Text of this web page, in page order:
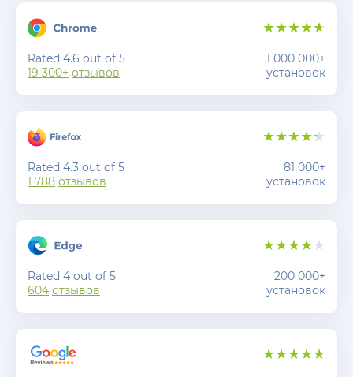
Rated 4.6 out of 5
19 300+ отзывов
1 000 000+
установок
Rated 4.3 out of 5
1 788 отзывов
81 000+
установок
Rated 4 out of 5
604 отзывов
200 000+
установок